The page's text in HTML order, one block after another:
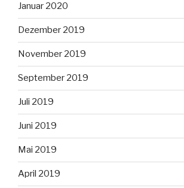
Januar 2020
Dezember 2019
November 2019
September 2019
Juli 2019
Juni 2019
Mai 2019
April 2019